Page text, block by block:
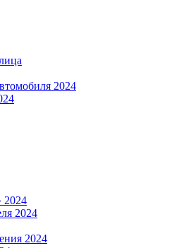
2024
2024
2024
2024